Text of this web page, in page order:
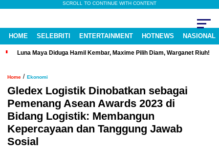
SCROLL TO CONTINUE WITH CONTENT
HOME SELEBRITI ENTERTAINMENT HOTNEWS NASIONAL
Luna Maya Diduga Hamil Kembar, Maxime Pilih Diam, Warganet Riuh!
Home / Ekonomi
Gledex Logistik Dinobatkan sebagai
Pemenang Asean Awards 2023 di
Bidang Logistik: Membangun
Kepercayaan dan Tanggung Jawab
Sosial